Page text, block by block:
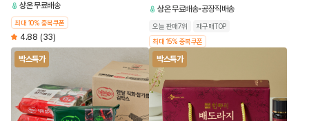
상온무료배송
최대 10% 중복쿠폰
4.88 (33)
상온무료배송 공장직배송
오늘 판매7위
재구매TOP
최대 15% 중복쿠폰
박스특가 박스특가